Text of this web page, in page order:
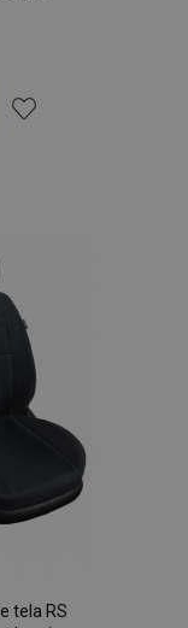
de
Deseos
tela RS